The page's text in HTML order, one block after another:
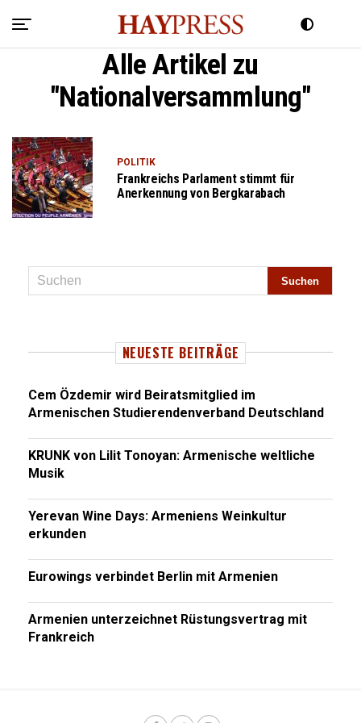
Alle Artikel zu
"Nationalversammlung"
POLITIK
Frankreichs Parlament stimmt für
Anerkennung von Bergkarabach
NEUESTE BEITRÄGE
Cem Özdemir wird Beiratsmitglied im
Armenischen Studierendenverband Deutschland
KRUNK von Lilit Tonoyan: Armenische weltliche
Musik
Yerevan Wine Days: Armeniens Weinkultur
erkunden
Eurowings verbindet Berlin mit Armenien
Armenien unterzeichnet Rüstungsvertrag mit
Frankreich